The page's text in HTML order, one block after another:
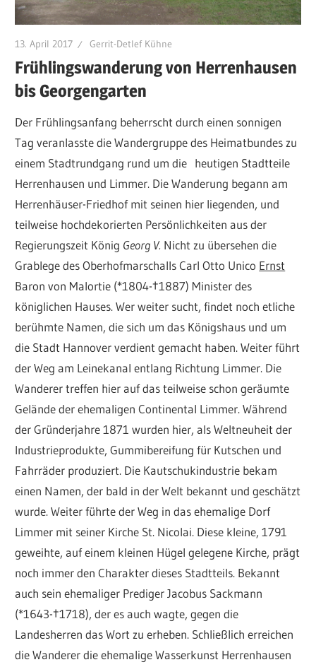
13. April 2017 Gerrit-Detlef Kühne
Frühlingswanderung von Herrenhausen
bis Georgengarten
Der Frühlingsanfang beherrscht durch einen sonnigen
Tag veranlasste die Wandergruppe des Heimatbundes zu
einem Stadtrundgang rund um die heutigen Stadtteile
Herrenhausen und Limmer. Die Wanderung begann am
Herrenhäuser-Friedhof mit seinen hier liegenden, und
teilweise hochdekorierten Persönlichkeiten aus der
Regierungszeit König Georg V. Nicht zu übersehen die
Grablege des Oberhofmarschalls Carl Otto Unico Ernst
Baron von Malortie (*1804-†1887) Minister des
königlichen Hauses. Wer weiter sucht, findet noch etliche
berühmte Namen, die sich um das Königshaus und um
die Stadt Hannover verdient gemacht haben. Weiter führt
der Weg am Leinekanal entlang Richtung Limmer. Die
Wanderer treffen hier auf das teilweise schon geräumte
Gelände der ehemaligen Continental Limmer. Während
der Gründerjahre 1871 wurden hier, als Weltneuheit der
Industrieprodukte, Gummibereifung für Kutschen und
Fahrräder produziert. Die Kautschukindustrie bekam
einen Namen, der bald in der Welt bekannt und geschätzt
wurde. Weiter führte der Weg in das ehemalige Dorf
Limmer mit seiner Kirche St. Nicolai. Diese kleine, 1791
geweihte, auf einem kleinen Hügel gelegene Kirche, prägt
noch immer den Charakter dieses Stadtteils. Bekannt
auch sein ehemaliger Prediger Jacobus Sackmann
(*1643-†1718), der es auch wagte, gegen die
Landesherren das Wort zu erheben. Schließlich erreichen
die Wanderer die ehemalige Wasserkunst Herrenhausen